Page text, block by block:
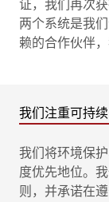
证，我们再次
两个系统是我
赖的合作伙伴
我们注重可持
我们将环境保
度优先地位。
则，并承诺在